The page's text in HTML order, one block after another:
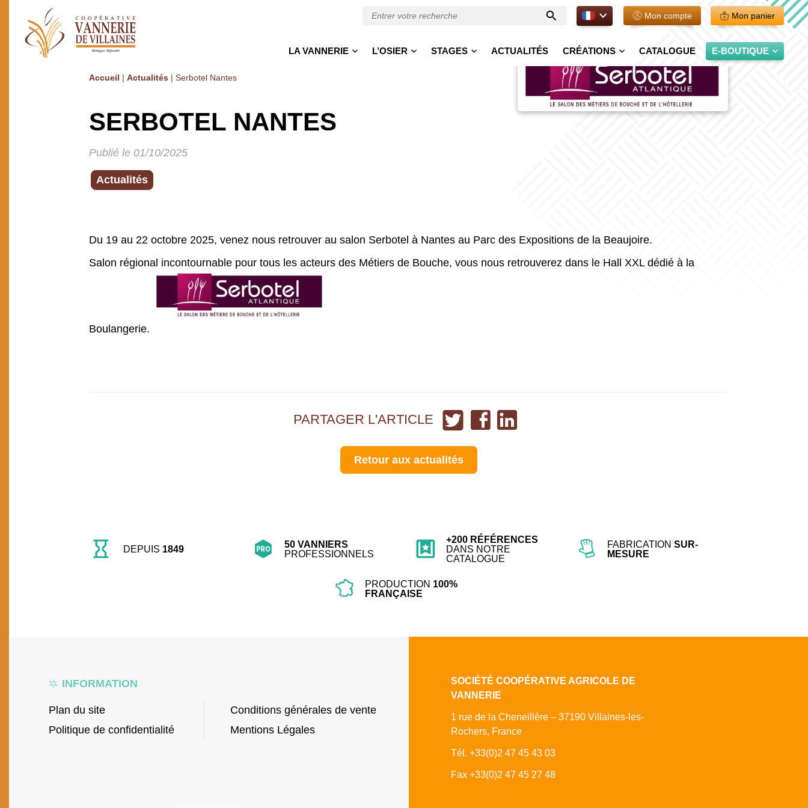
Entrer
votre
FR. Mon compte Mon panier
LA VANNERIE L’OSIER STAGES ACTUALITÉS CRÉATIONS CATALOGUE E-BOUTIQUE
Accueil | Actualités| Serbotel Nantes
SERBOTEL NANTES
Publié le 01/10/2025
Actualités
Du 19 au 22 octobre 2025, venez nous retrouver au salon Serbotel à Nantes au Parc des Expositions de la Beaujoire.
Salon régional incontournable pour tous les acteurs des Métiers de Bouche, vous nous retrouverez dans le Hall XXL dédié à la
Boulangerie.
PARTAGER L'ARTICLE
Partager
sur
Twitter
Partager
sur
Partager
sur
Retour aux actualités
DEPUIS 1849
50 VANNIERS
PROFESSIONNELS
+200 RÉFÉRENCES
DANS NOTRE
CATALOGUE
FABRICATION SUR-
MESURE
PRODUCTION 100%
FRANÇAISE
INFORMATION
Plan du site
Politique de confidentialité
Conditions générales de vente
Mentions Légales
SOCIÉTÉ COOPÉRATIVE AGRICOLE DE
VANNERIE
1 rue de la Cheneillère – 37190 Villaines-les-
Rochers, France
Tél. +33(0)2 47 45 43 03
Fax +33(0)2 47 45 27 48